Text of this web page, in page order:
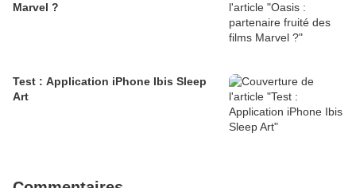
Marvel ?
Test : Application iPhone Ibis Sleep
Art